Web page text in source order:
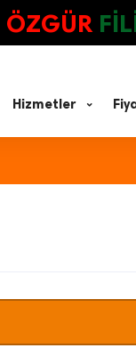
ÖZGÜR
Hizmetler